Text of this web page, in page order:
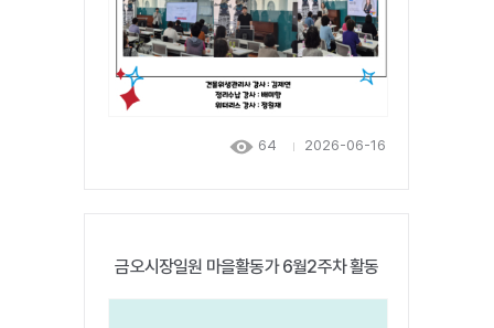
64 2026-06-16
금오시장일원 마을활동가 6월2주차 활동